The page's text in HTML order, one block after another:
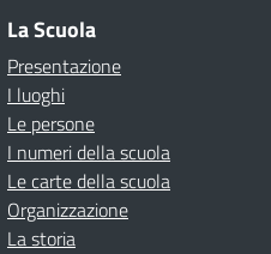
La Scuola
Presentazione
I luoghi
Le persone
I numeri della scuola
Le carte della scuola
Organizzazione
La storia